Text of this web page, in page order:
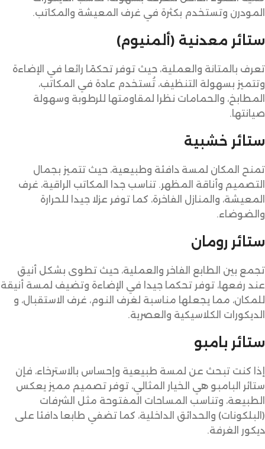
المودرن وتستخدم بكثرة في غرف المعيشة والمكاتب.
ستائر معدنية (ألمنيوم)
تعرف بالمتانة والعملية، حيث توفر تحكمًا رائعا في الإضاءة
وتتميز بسهولة التنظيف، تُستخدم عادة في المكاتب،
المطابخ، والحمامات نظرا لمقاومتها للرطوبة وسهولة
صيانتها.
ستائر خشبية
تمنح المكان لمسة دافئة وطبيعية، حيث تتميز بجمال
التصميم وأناقة المظهر. تناسب جدا المكاتب الراقية، غرف
المعيشة، والمنازل الفاخرة، كما توفر عزلا جيدا للحرارة
والضوضاء.
ستائر رومان
تجمع بين الطابع الفاخر والعملية، حيث تطوى بشكل أنيق
عند رفعها، توفر تحكما جيدا في الإضاءة وتضيف لمسة أنيقة
للمكان، مما يجعلها مناسبة لغرف النوم، غرف الاستقبال، و
الديكورات الكلاسيكية والعصرية.
ستائر بامبو
إذا كنت تبحث عن لمسة طبيعية وإحساس بالاسترخاء، فإن
ستائر البامبو هي الخيار المثالي، توفر تصميم مميز يعكس
الطبيعة، وتناسب المساحات المفتوحة مثل الشرفات
(البلكونات) والحدائق الداخلية، كما تضفي طابعا دافئا على
ديكور الغرفة.